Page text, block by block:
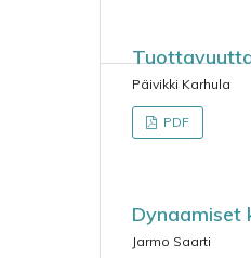
Päivikki Karhula
PDF
Dynaamiset
Jarmo Saarti